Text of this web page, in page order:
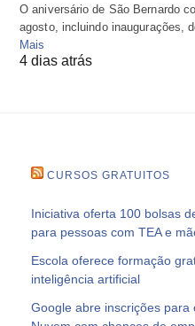
O aniversário de São Bernardo
agosto, incluindo inaugurações,
Mais
4 dias atrás
CURSOS GRATUITOS
Iniciativa oferta 100 bolsas
para pessoas com TEA e
Escola oferece formação
inteligência artificial
Google abre inscrições para